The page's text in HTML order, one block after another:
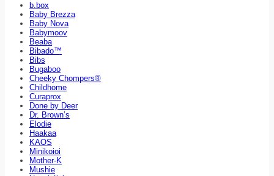
b.box
Baby Brezza
Baby Nova
Babymoov
Beaba
Bibado™
Bibs
Bugaboo
Cheeky Chompers®
Childhome
Curaprox
Done by Deer
Dr. Brown’s
Elodie
Haakaa
KAOS
Minikoioi
Mother-K
Mushie